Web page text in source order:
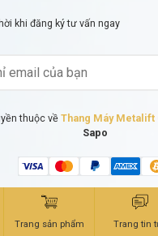
khi đăng ký tư vấn ngay
thuộc về Thang Máy Metalift
Sapo
Trang sản phẩm Trang tin